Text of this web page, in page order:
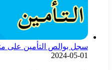
سجل بوالص التأمين على
2024-05-01